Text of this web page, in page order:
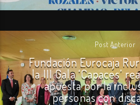
Post Anterior
Fundación Eurocaja
la III Gala ‘Capaces’
apuesta por la
personas con